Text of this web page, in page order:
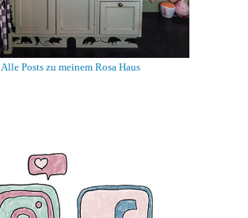
Alle Posts zu meinem Rosa Haus